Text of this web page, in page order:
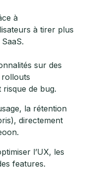
à
à tirer plus
sur des
rollouts
de bug.
la rétention
directement
l’UX, les
features.